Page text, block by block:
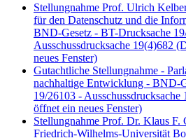
Stellungnahme Prof. Ulrich
für den Datenschutz und die
BND-Gesetz - BT-Drucksache
Ausschussdrucksache 19(4)682
neues Fenster)
Gutachtliche Stellungnahme -
nachhaltige Entwicklung - BND-
19/26103 - Ausschussdrucksache
öffnet ein neues Fenster)
Stellungnahme Prof. Dr. Klaus F.
Friedrich-Wilhelms-Universität